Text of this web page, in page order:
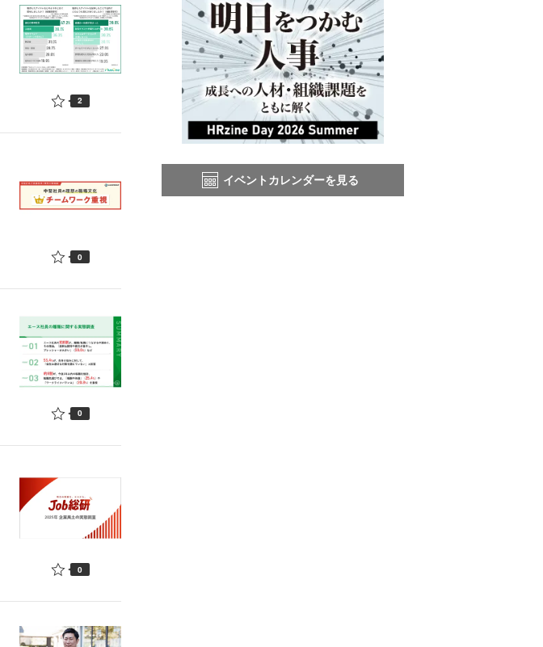
2
0
0
0
イベントカレンダーを見る